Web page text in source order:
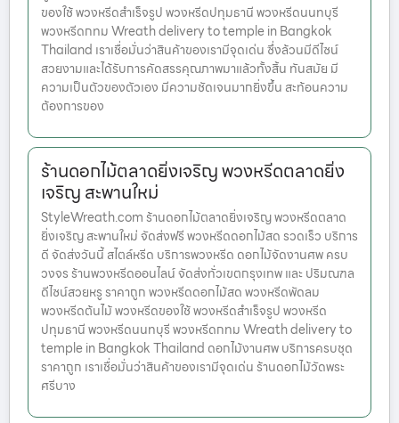
ของใช้ พวงหรีดสำเร็จรูป พวงหรีดปทุมธานี พวงหรีดนนทบุรี
พวงหรีดกทม Wreath delivery to temple in Bangkok
Thailand เราเชื่อมั่นว่าสินค้าของเรามีจุดเด่น ซึ่งล้วนมีดีไซน์
สวยงามและได้รับการคัดสรรคุณภาพมาแล้วทั้งสิ้น ทันสมัย มี
ความเป็นตัวของตัวเอง มีความชัดเจนมากยิ่งขึ้น สะท้อนความ
ต้องการของ
ร้านดอกไม้ตลาดยิ่งเจริญ พวงหรีดตลาดยิ่ง
เจริญ สะพานใหม่
StyleWreath.com ร้านดอกไม้ตลาดยิ่งเจริญ พวงหรีดตลาด
ยิ่งเจริญ สะพานใหม่ จัดส่งฟรี พวงหรีดดอกไม้สด รวดเร็ว บริการ
ดี จัดส่งวันนี้ สไตล์หรีด บริการพวงหรีด ดอกไม้จัดงานศพ ครบ
วงจร ร้านพวงหรีดออนไลน์ จัดส่งทั่วเขตกรุงเทพ และ ปริมณฑล
ดีไซน์สวยหรู ราคาถูก พวงหรีดดอกไม้สด พวงหรีดพัดลม
พวงหรีดต้นไม้ พวงหรีดของใช้ พวงหรีดสำเร็จรูป พวงหรีด
ปทุมธานี พวงหรีดนนทบุรี พวงหรีดกทม Wreath delivery to
temple in Bangkok Thailand ดอกไม้งานศพ บริการครบชุด
ราคาถูก เราเชื่อมั่นว่าสินค้าของเรามีจุดเด่น ร้านดอกไม้วัดพระ
ศรีบาง